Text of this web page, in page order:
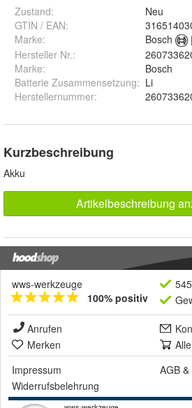
Zustand:
Neu
GTIN / EAN:
Marke:
Bosch
Hersteller Nr.:
Marke:
Bosch
Batterie Zusammensetzung: Li
Herstellernummer:
Kurzbeschreibung
Akku
Artikelbeschreibung
wws-werkzeuge
100% positiv
Anrufen
Merken
Impressum
AGB &
Widerrufsbelehrung